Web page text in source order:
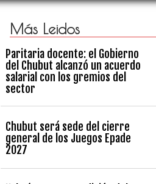
Más Leidos
Paritaria docente: el Gobierno
del Chubut alcanzó un acuerdo
salarial con los gremios del
sector
Chubut será sede del cierre
general de los Juegos Epade
2027